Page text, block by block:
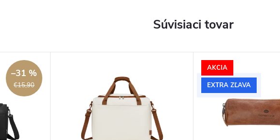
Súvisiaci tovar
€15,90
–31 %
AKCIA
EXTRA ZĽAVA